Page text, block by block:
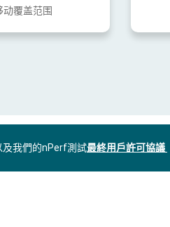
覆盖范围
及我們的nPerf測試最終用戶許可協議